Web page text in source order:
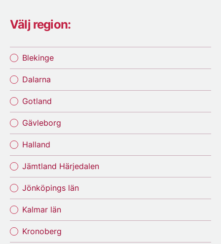
Välj region:
Blekinge
Dalarna
Gotland
Gävleborg
Halland
Jämtland Härjedalen
Jönköpings län
Kalmar län
Kronoberg